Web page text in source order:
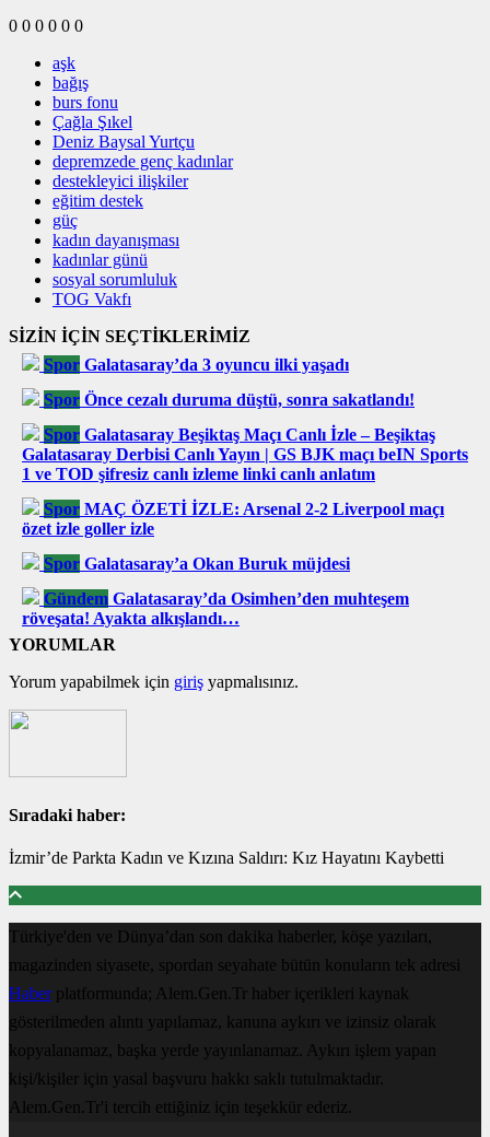
0 0 0 0 0 0
aşk
bağış
burs fonu
Çağla Şıkel
Deniz Baysal Yurtçu
depremzede genç kadınlar
destekleyici ilişkiler
eğitim destek
güç
kadın dayanışması
kadınlar günü
sosyal sorumluluk
TOG Vakfı
SİZİN İÇİN SEÇTİKLERİMİZ
Spor Galatasaray’da 3 oyuncu ilki yaşadı
Spor Önce cezalı duruma düştü, sonra sakatlandı!
Spor Galatasaray Beşiktaş Maçı Canlı İzle – Beşiktaş
Galatasaray Derbisi Canlı Yayın | GS BJK maçı beIN Sports
1 ve TOD şifresiz canlı izleme linki canlı anlatım
Spor MAÇ ÖZETİ İZLE: Arsenal 2-2 Liverpool maçı
özet izle goller izle
Spor Galatasaray’a Okan Buruk müjdesi
Gündem Galatasaray’da Osimhen’den muhteşem
röveşata! Ayakta alkışlandı…
YORUMLAR
Yorum yapabilmek için giriş yapmalısınız.
Sıradaki haber:
İzmir’de Parkta Kadın ve Kızına Saldırı: Kız Hayatını Kaybetti
Türkiye'den ve Dünya’dan son dakika haberler, köşe yazıları,
magazinden siyasete, spordan seyahate bütün konuların tek adresi
Haberplatformunda; Alem.Gen.Tr haber içerikleri kaynak
gösterilmeden alıntı yapılamaz, kanuna aykırı ve izinsiz olarak
kopyalanamaz, başka yerde yayınlanamaz. Aykırı işlem yapan
kişi/kişiler için yasal başvuru hakkı saklı tutulmaktadır.
Alem.Gen.Tr'i tercih ettiğiniz için teşekkür ederiz.